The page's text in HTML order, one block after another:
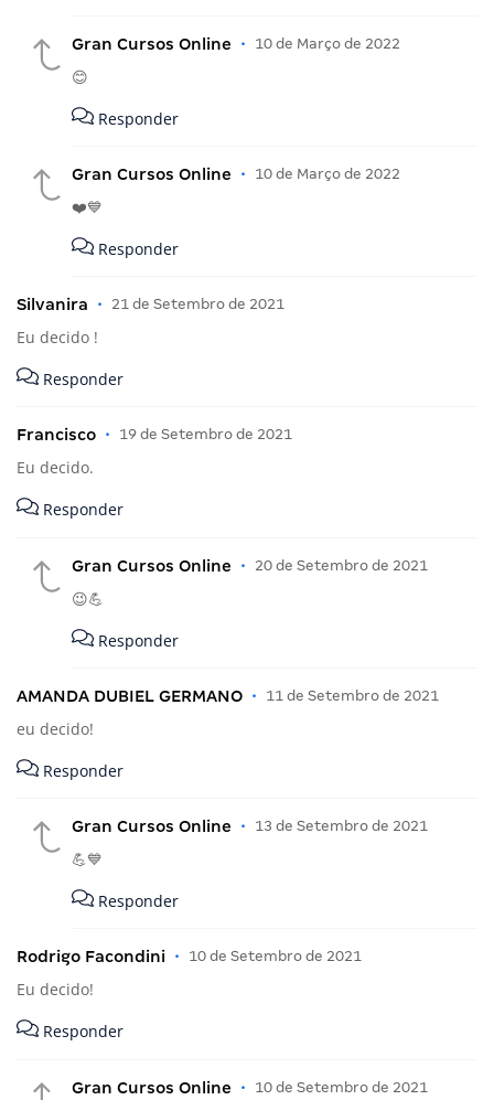
Gran Cursos Online • 10 de Março de 2022
😊
Responder
Gran Cursos Online • 10 de Março de 2022
❤️💙
Responder
Silvanira • 21 de Setembro de 2021
Eu decido !
Responder
Francisco • 19 de Setembro de 2021
Eu decido.
Responder
Gran Cursos Online • 20 de Setembro de 2021
😉💪
Responder
AMANDA DUBIEL GERMANO • 11 de Setembro de 2021
eu decido!
Responder
Gran Cursos Online • 13 de Setembro de 2021
💪💙
Responder
Rodrigo Facondini • 10 de Setembro de 2021
Eu decido!
Responder
Gran Cursos Online • 10 de Setembro de 2021